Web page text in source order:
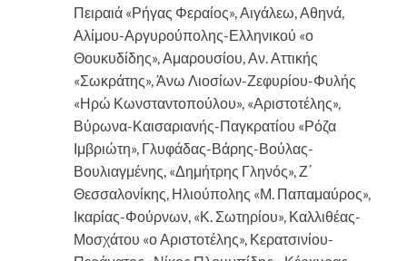
Πειραιά «Ρήγας Φεραίος», Αιγάλεω, Αθηνά,
Αλίμου-Αργυρούπολης-Ελληνικού «ο
Θουκυδίδης», Αμαρουσίου, Αν. Αττικής
«Σωκράτης», Άνω Λιοσίων-Ζεφυρίου-Φυλής
«Ηρώ Κωνσταντοπούλου», «Αριστοτέλης»,
Βύρωνα-Καισαριανής-Παγκρατίου «Ρόζα
Ιμβριώτη», Γλυφάδας-Βάρης-Βούλας-
Βουλιαγμένης, «Δημήτρης Γληνός», Ζ΄
Θεσσαλονίκης, Ηλιούπολης «Μ. Παπαμαύρος»,
Ικαρίας-Φούρνων, «Κ. Σωτηρίου», Καλλιθέας-
Μοσχάτου «ο Αριστοτέλης», Κερατσινίου-